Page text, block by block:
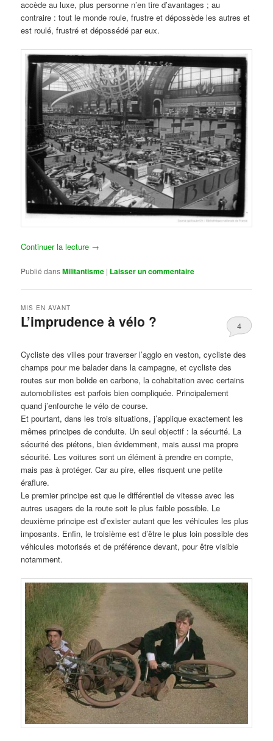
accède au luxe, plus personne n’en tire d’avantages ; au
contraire : tout le monde roule, frustre et dépossède les autres et
est roulé, frustré et dépossédé par eux.
Continuer la lecture →
Publié dansMilitantisme | Laisser un commentaire
L’imprudence à vélo ?
MIS EN AVANT
4
Cycliste des villes pour traverser l’agglo en veston, cycliste des
champs pour me balader dans la campagne, et cycliste des
routes sur mon bolide en carbone, la cohabitation avec certains
automobilistes est parfois bien compliquée. Principalement
quand j’enfourche le vélo de course.
Et pourtant, dans les trois situations, j’applique exactement les
mêmes principes de conduite. Un seul objectif : la sécurité. La
sécurité des piétons, bien évidemment, mais aussi ma propre
sécurité. Les voitures sont un élément à prendre en compte,
mais pas à protéger. Car au pire, elles risquent une petite
éraflure.
Le premier principe est que le différentiel de vitesse avec les
autres usagers de la route soit le plus faible possible. Le
deuxième principe est d’exister autant que les véhicules les plus
imposants. Enfin, le troisième est d’être le plus loin possible des
véhicules motorisés et de préférence devant, pour être visible
notamment.